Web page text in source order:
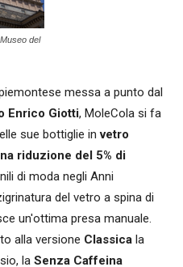
del
messa a punto dal
Enrico Giotti, MoleCola si fa
sue bottiglie invetro
riduzione del 5% di
di moda negli Anni
del vetro a spina di
un'ottima presa manuale.
alla versione Classica la
la Senza Caffeina